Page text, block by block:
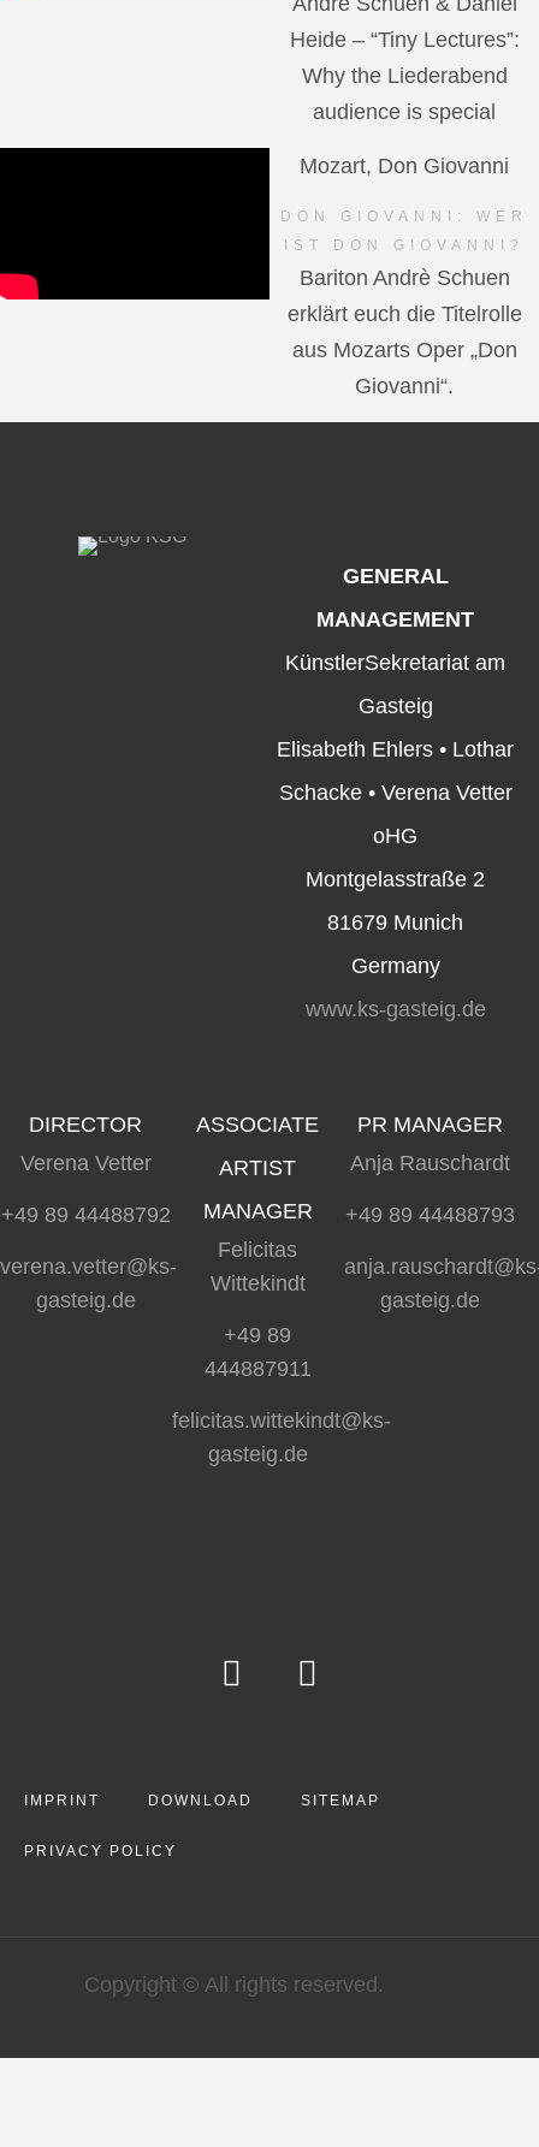
Heide – “Tiny Lectures”:
Why the Liederabend
audience is special
Mozart, Don Giovanni
DON GIOVANNI: WER
IST DON GIOVANNI?
Bariton Andrè Schuen
erklärt euch die Titelrolle
aus Mozarts Oper „Don
Giovanni“.
GENERAL
MANAGEMENT
KünstlerSekretariat am
Gasteig
Elisabeth Ehlers • Lothar
Schacke • Verena Vetter
oHG
Montgelasstraße 2
81679 Munich
Germany
www.ks-gasteig.de
DIRECTOR
Verena Vetter
+49 89 44488792
verena.vetter@ks-
gasteig.de
ASSOCIATE
ARTIST
MANAGER
Felicitas
Wittekindt
+49 89
444887911
felicitas.wittekindt@ks-
gasteig.de
PR MANAGER
Anja Rauschardt
+49 89 44488793
gasteig.de
IMPRINT DOWNLOAD SITEMAP
PRIVACY POLICY
Copyright © All rights reserved.